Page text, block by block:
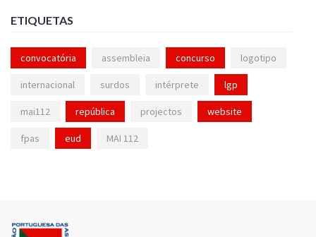
ETIQUETAS
convocatória assembleia concurso logotipo
internacional surdos intérprete lgp
mai112 república projectos website
fpas eud MAI 112